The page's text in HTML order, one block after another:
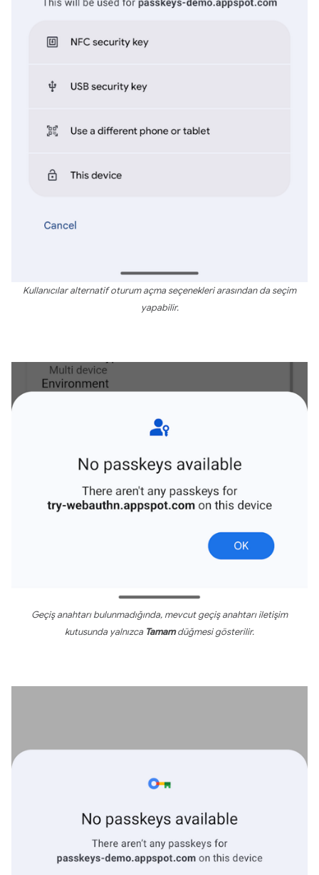
Kullanıcılar alternatif oturum açma seçenekleri arasından da seçim
yapabilir.
Geçiş anahtarı bulunmadığında, mevcut geçiş anahtarı iletişim
kutusunda yalnızca Tamamdüğmesi gösterilir.